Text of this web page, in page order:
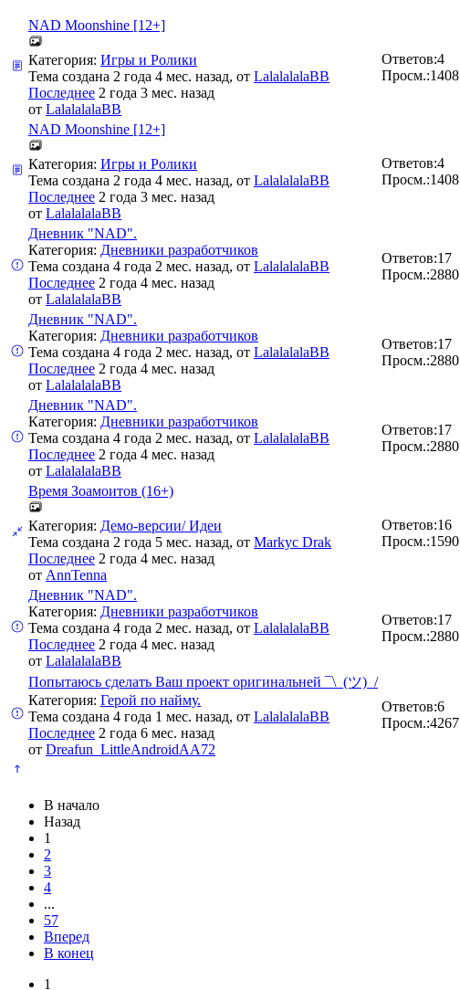
NAD Moonshine [12+]
Категория: Игры и Ролики
Тема создана 2 года 4 мес. назад, от LalalalalaBB
Последнее 2 года 3 мес. назад
от LalalalalaBB
Ответов:4
Просм.:1408
NAD Moonshine [12+]
Категория: Игры и Ролики
Тема создана 2 года 4 мес. назад, от LalalalalaBB
Последнее 2 года 3 мес. назад
от LalalalalaBB
Ответов:4
Просм.:1408
Дневник "NAD".
Категория: Дневники разработчиков
Тема создана 4 года 2 мес. назад, от LalalalalaBB
Последнее 2 года 4 мес. назад
от LalalalalaBB
Ответов:17
Просм.:2880
Дневник "NAD".
Категория: Дневники разработчиков
Тема создана 4 года 2 мес. назад, от LalalalalaBB
Последнее 2 года 4 мес. назад
от LalalalalaBB
Ответов:17
Просм.:2880
Дневник "NAD".
Категория: Дневники разработчиков
Тема создана 4 года 2 мес. назад, от LalalalalaBB
Последнее 2 года 4 мес. назад
от LalalalalaBB
Ответов:17
Просм.:2880
Время Зоамоитов (16+)
Категория: Демо-версии/ Идеи
Тема создана 2 года 5 мес. назад, от Markyc Drak
Последнее 2 года 4 мес. назад
от AnnTenna
Ответов:16
Просм.:1590
Дневник "NAD".
Категория: Дневники разработчиков
Тема создана 4 года 2 мес. назад, от LalalalalaBB
Последнее 2 года 4 мес. назад
от LalalalalaBB
Ответов:17
Просм.:2880
Попытаюсь сделать Ваш проект оригинальней ¯\_(ツ)_/
Категория: Герой по найму.
Тема создана 4 года 1 мес. назад, от LalalalalaBB
Последнее 2 года 6 мес. назад
от Dreafun_LittleAndroidAA72
Ответов:6
Просм.:4267
В начало
Назад
1
2
3
4
...
57
Вперед
В конец
1